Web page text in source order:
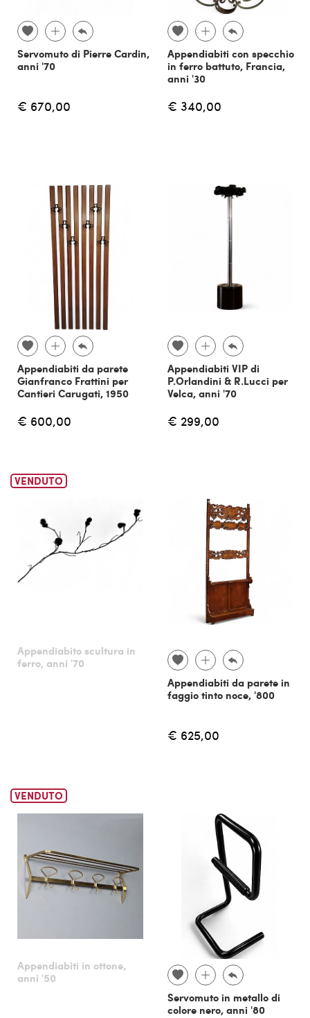
Servomuto di Pierre Cardin,
anni '70
€ 670,00
Appendiabiti con specchio
in ferro battuto, Francia,
anni '30
€ 340,00
Appendiabiti da parete
Gianfranco Frattini per
Cantieri Carugati, 1950
€ 600,00
Appendiabiti VIP di
P.Orlandini & R.Lucci per
Velca, anni '70
€ 299,00
VENDUTO
Appendiabito scultura in
ferro, anni '70
Appendiabiti da parete in
faggio tinto noce, '800
€ 625,00
VENDUTO
Appendiabiti in ottone,
anni '50
Servomuto in metallo di
colore nero, anni '80